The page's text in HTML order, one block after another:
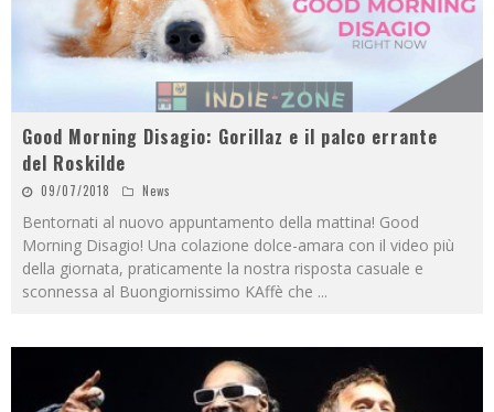
Good Morning Disagio: Gorillaz e il palco errante
del Roskilde
09/07/2018 News
Bentornati al nuovo appuntamento della mattina! Good
Morning Disagio! Una colazione dolce-amara con il video più
della giornata, praticamente la nostra risposta casuale e
sconnessa al Buongiornissimo KAffè che ...